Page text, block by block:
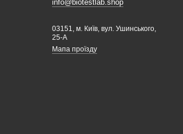
info@biotestlab.shop
03151, м. Київ, вул. Ушинського,
25-A
Мапа проїзду